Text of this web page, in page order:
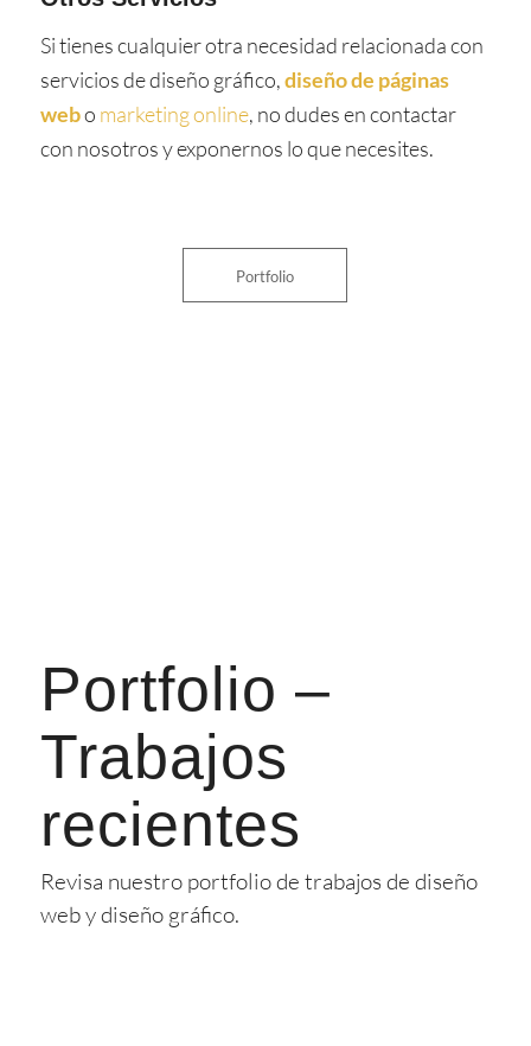
Si tienes cualquier otra necesidad relacionada con
servicios de diseño gráfico,diseño de páginas
webo marketing online, no dudes en contactar
con nosotros y exponernos lo que necesites.
Portfolio
Portfolio –
Trabajos
recientes
Revisa nuestro portfolio de trabajos de diseño
web y diseño gráfico.